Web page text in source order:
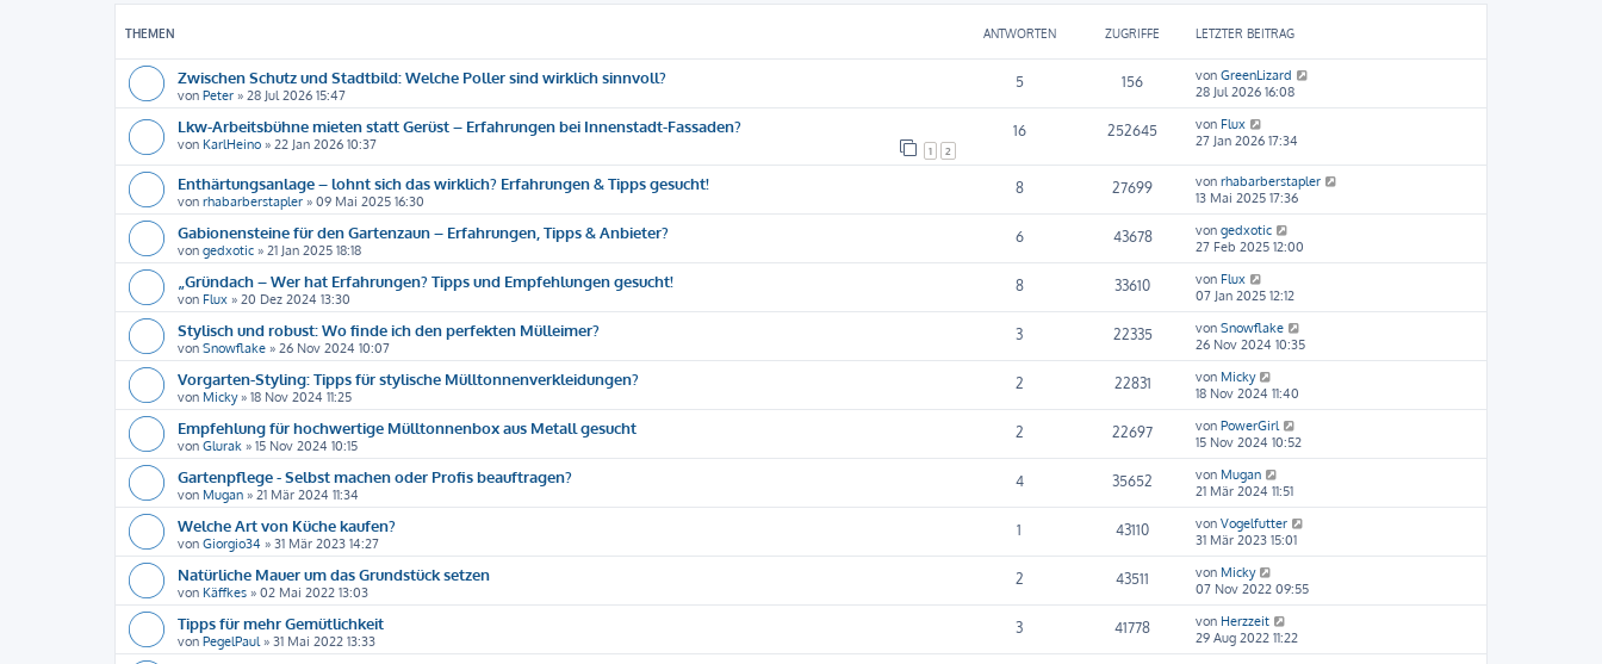
THEMEN ANTWORTEN ZUGRIFFE LETZTER BEITRAG
Zwischen Schutz und Stadtbild: Welche Poller sind wirklich sinnvoll?
von Peter » 28 Jul 2026 15:47
5 156 von GreenLizard
28 Jul 2026 16:08
Lkw-Arbeitsbühne mieten statt Gerüst – Erfahrungen bei Innenstadt-Fassaden?
von KarlHeino » 22 Jan 2026 10:37 1 2
16 252645 von Flux
27 Jan 2026 17:34
Enthärtungsanlage – lohnt sich das wirklich? Erfahrungen & Tipps gesucht!
von rhabarberstapler » 09 Mai 2025 16:30
8 27699 von rhabarberstapler
13 Mai 2025 17:36
Gabionensteine für den Gartenzaun – Erfahrungen, Tipps & Anbieter?
von gedxotic » 21 Jan 2025 18:18
6 43678 von gedxotic
27 Feb 2025 12:00
„Gründach – Wer hat Erfahrungen? Tipps und Empfehlungen gesucht!
von Flux » 20 Dez 2024 13:30
8 33610 von Flux
07 Jan 2025 12:12
Stylisch und robust: Wo finde ich den perfekten Mülleimer?
von Snowflake » 26 Nov 2024 10:07
3 22335 von Snowflake
26 Nov 2024 10:35
Vorgarten-Styling: Tipps für stylische Mülltonnenverkleidungen?
von Micky» 18 Nov 2024 11:25
2 22831 von Micky
18 Nov 2024 11:40
Empfehlung für hochwertige Mülltonnenbox aus Metall gesucht
von Glurak » 15 Nov 2024 10:15
2 22697 von PowerGirl
15 Nov 2024 10:52
Gartenpflege - Selbst machen oder Profis beauftragen?
von Mugan » 21 Mär 2024 11:34
4 35652 von Mugan
21 Mär 2024 11:51
Welche Art von Küche kaufen?
von Giorgio34 » 31 Mär 2023 14:27
1 43110 von Vogelfutter
31 Mär 2023 15:01
Natürliche Mauer um das Grundstück setzen
von Käffkes » 02 Mai 2022 13:03
2 43511 von Micky
07 Nov 2022 09:55
Tipps für mehr Gemütlichkeit
von PegelPaul» 31 Mai 2022 13:33
3 41778 von Herzzeit
29 Aug 2022 11:22